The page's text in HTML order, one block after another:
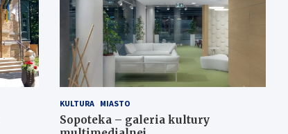
KULTURA MIASTO
Sopoteka – galeria kultury